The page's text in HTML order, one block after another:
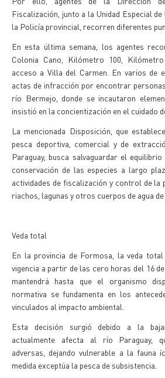
Fiscalización, junto a la Unidad Especial
la Policía provincial, recorren diferentes
En esta última semana, los agentes
Colonia Cano, Kilómetro 100,
acceso a Villa del Carmen. En varios de
actas de infracción por encontrar
río Bermejo, donde se incautaron
insistió en la concientización en el cuidado
La mencionada Disposición, que
pesca deportiva, comercial y de
Paraguay, busca salvaguardar el
conservación de las especies a largo
actividades de fiscalización y control de la
riachos, lagunas y otros cuerpos de agua de
Veda total
En la provincia de Formosa, la veda
vigencia a partir de las cero horas del 16
mantendrá hasta que el organismo
normativa se fundamenta en los
vinculados al impacto ambiental.
Esta decisión surgió debido a la
actualmente afecta al río Paraguay,
adversas, dejando vulnerable a la fauna
medida exceptúa la pesca de subsistencia.